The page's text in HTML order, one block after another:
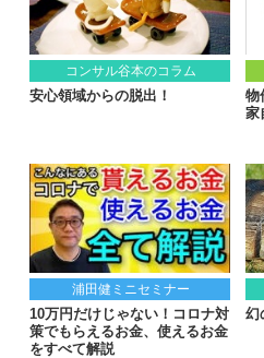
コンサル谷本のコラム
安心領域からの脱出！
物
家
浦田健ミニセミナー
10万円だけじゃない！コロナ対
策でもらえるお金、使えるお金
をすべて解説
幻